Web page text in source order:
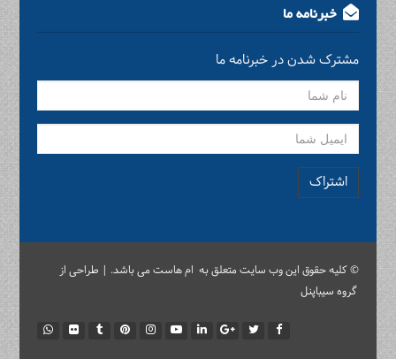
خبرنامه ما
مشترک شدن در خبرنامه ما
اشتراک
© کلیه حقوق این وب سایت متعلق به ام هاست می باشد. | طراحی از
گروه سیباپنل